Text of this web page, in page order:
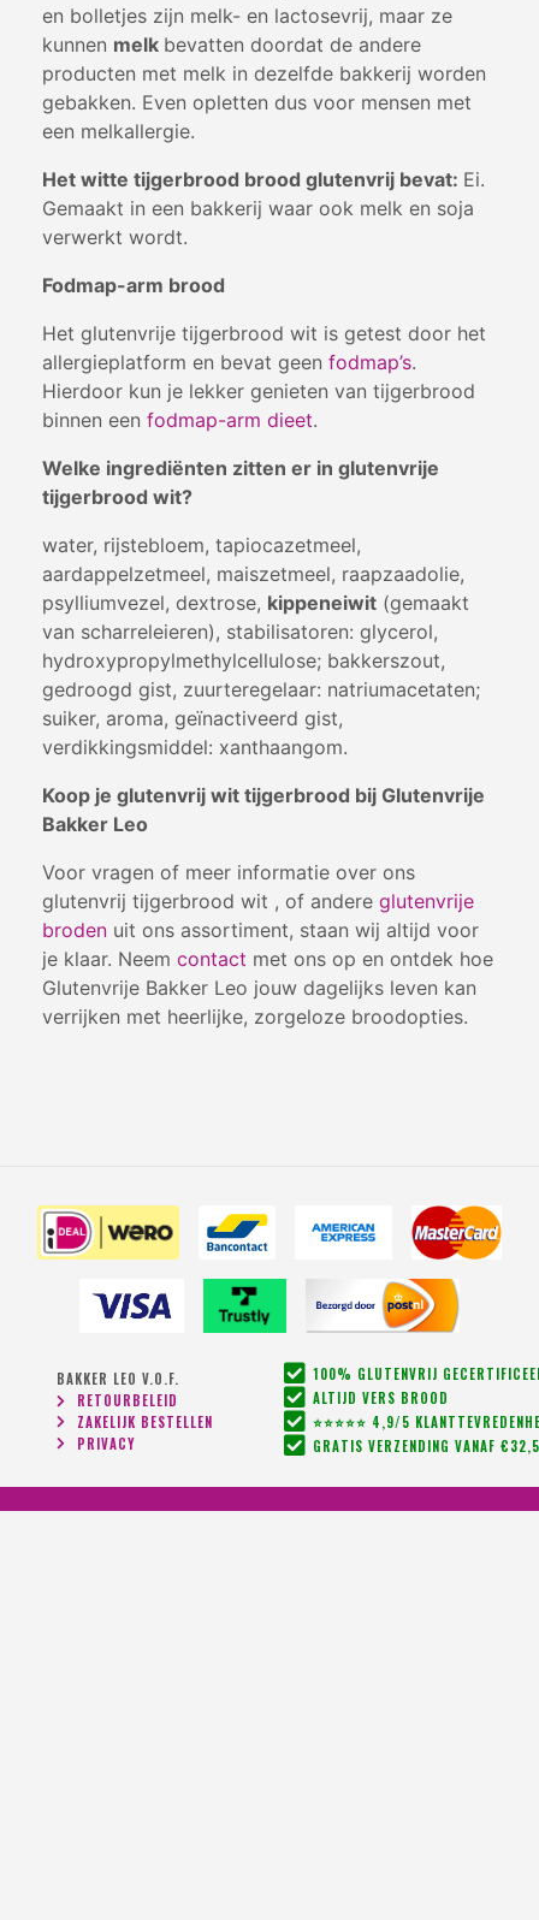
en bolletjes zijn melk- en lactosevrij, maar ze
kunnen melk bevatten doordat de andere
producten met melk in dezelfde bakkerij worden
gebakken. Even opletten dus voor mensen met
een melkallergie.
Het witte tijgerbrood brood glutenvrij bevat: Ei.
Gemaakt in een bakkerij waar ook melk en soja
verwerkt wordt.
Fodmap-arm brood
Het glutenvrije tijgerbrood wit is getest door het
allergieplatform en bevat geen fodmap’s.
Hierdoor kun je lekker genieten van tijgerbrood
binnen een fodmap-arm dieet.
Welke ingrediënten zitten er in glutenvrije
tijgerbrood wit?
water, rijstebloem, tapiocazetmeel,
aardappelzetmeel, maiszetmeel, raapzaadolie,
psylliumvezel, dextrose, kippeneiwit (gemaakt
van scharreleieren), stabilisatoren: glycerol,
hydroxypropylmethylcellulose; bakkerszout,
gedroogd gist, zuurteregelaar: natriumacetaten;
suiker, aroma, geïnactiveerd gist,
verdikkingsmiddel: xanthaangom.
Koop je glutenvrij wit tijgerbrood bij Glutenvrije
Bakker Leo
Voor vragen of meer informatie over ons
glutenvrij tijgerbrood wit , of andere glutenvrije
broden uit ons assortiment, staan wij altijd voor
je klaar. Neem contact met ons op en ontdek hoe
Glutenvrije Bakker Leo jouw dagelijks leven kan
verrijken met heerlijke, zorgeloze broodopties.
BAKKER LEO V.O.F.
RETOURBELEID
ZAKELIJK BESTELLEN
PRIVACY
100% GLUTENVRIJ
ALTIJD VERS BROOD
⭐⭐⭐⭐⭐ 4,9/5
GRATIS VERZENDING VANAF